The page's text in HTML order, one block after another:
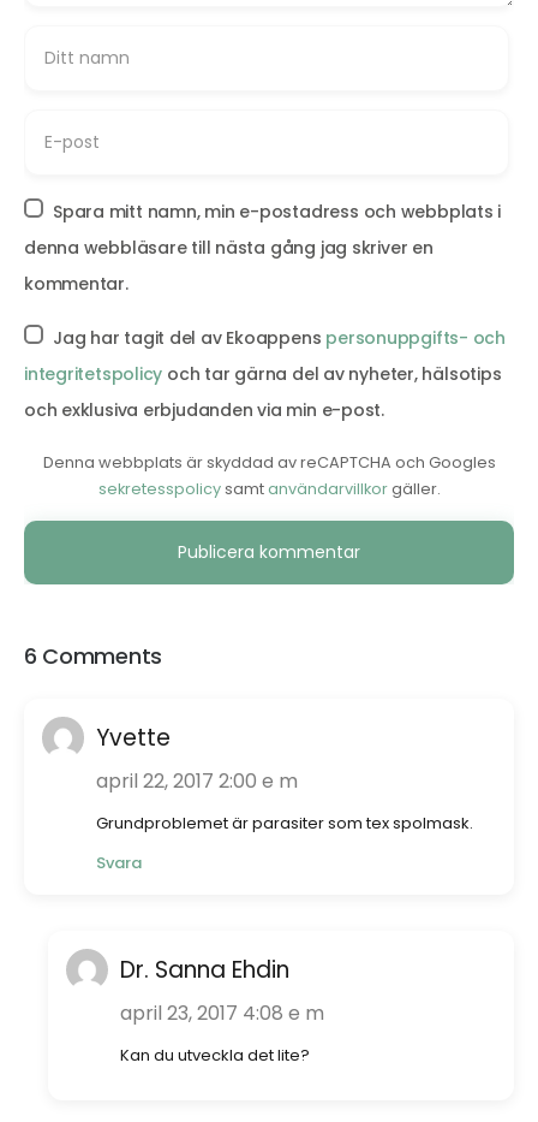
Spara mitt namn, min e-postadress och webbplats i
denna webbläsare till nästa gång jag skriver en
kommentar.
Jag har tagit del av Ekoappens personuppgifts- och
integritetspolicy och tar gärna del av nyheter, hälsotips
och exklusiva erbjudanden via min e-post.
Denna webbplats är skyddad av reCAPTCHA och Googles
sekretesspolicysamtanvändarvillkorgäller.
Alternative:
6 Comments
Yvette
april 22, 2017 2:00 e m
Grundproblemet är parasiter som tex spolmask.
Svara
Dr. Sanna Ehdin
april 23, 2017 4:08 e m
Kan du utveckla det lite?